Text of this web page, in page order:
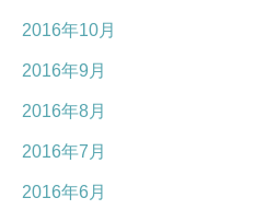
2016年10月
2016年9月
2016年8月
2016年7月
2016年6月